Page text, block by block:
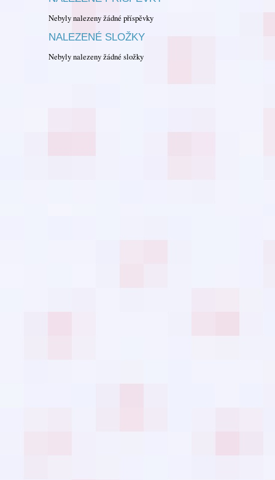
Nebyly nalezeny žádné příspěvky
NALEZENÉ SLOŽKY
Nebyly nalezeny žádné složky